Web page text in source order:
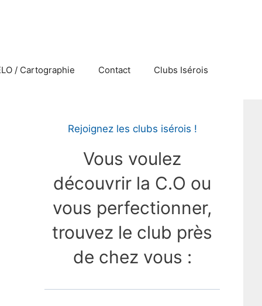
/ Cartographie Contact Clubs Isérois
Rejoignez les clubs isérois !
Vous voulez
découvrir la C.O ou
vous perfectionner,
trouvez le club près
de chez vous :